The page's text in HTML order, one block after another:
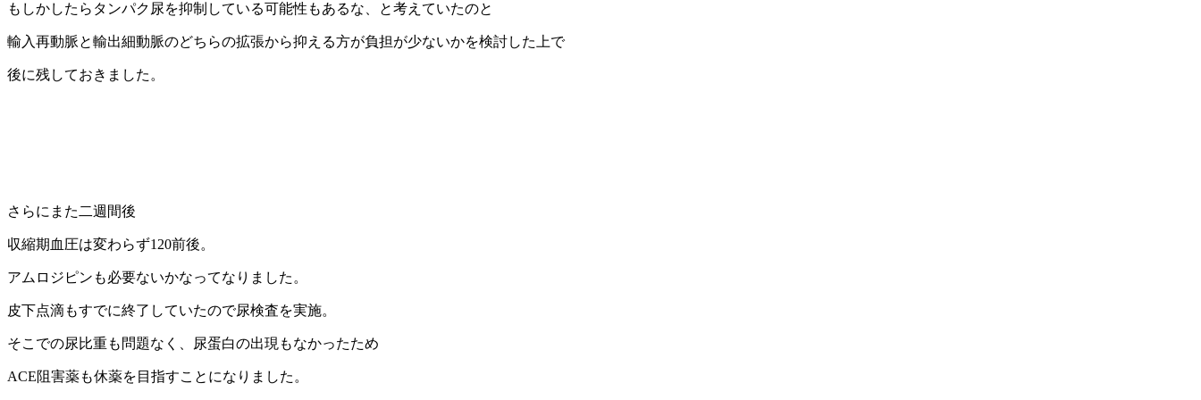
もしかしたらタンパク尿を抑制している可能性もあるな、と考えていたのと
輸入再動脈と輸出細動脈のどちらの拡張から抑える方が負担が少ないかを検討した上で
後に残しておきました。
さらにまた二週間後
収縮期血圧は変わらず120前後。
アムロジピンも必要ないかなってなりました。
皮下点滴もすでに終了していたので尿検査を実施。
そこでの尿比重も問題なく、尿蛋白の出現もなかったため
ACE阻害薬も休薬を目指すことになりました。